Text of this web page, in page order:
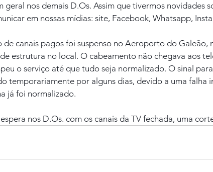
nos demais D.Os. Assim que tivermos novidades
em nossas mídias: site, Facebook, Whatsapp,
de canais pagos foi suspenso no Aeroporto do Galeão,
estrutura no local. O cabeamento não chegava aos
o serviço até que tudo seja normalizado. O sinal
temporariamente por alguns dias, devido a uma falha
já foi normalizado.
nos D.Os. com os canais da TV fechada, uma